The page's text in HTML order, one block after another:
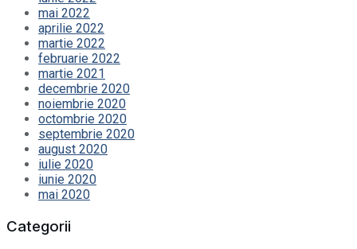
mai 2022
aprilie 2022
martie 2022
februarie 2022
martie 2021
decembrie 2020
noiembrie 2020
octombrie 2020
septembrie 2020
august 2020
iulie 2020
iunie 2020
mai 2020
Categorii